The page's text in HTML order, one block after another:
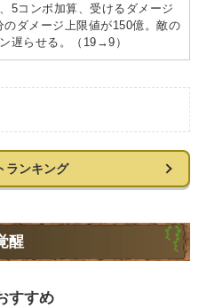
5コンボ加算、受けるダメージ
のダメージ上限値が150億。敵の
遅らせる。（19→9）
ランキング
醒
すすめ